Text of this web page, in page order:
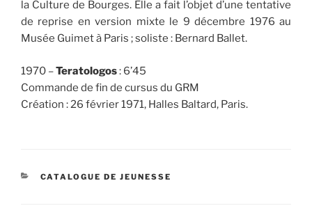
la Culture de Bourges. Elle a fait l’objet d’une tentative
de reprise en version mixte le 9 décembre 1976 au
Musée Guimet à Paris ; soliste : Bernard Ballet.
1970 –Teratologos: 6’45
Commande de fin de cursus du GRM
Création : 26 février 1971, Halles Baltard, Paris.
CATÉGORIES
CATALOGUE DE JEUNESSE